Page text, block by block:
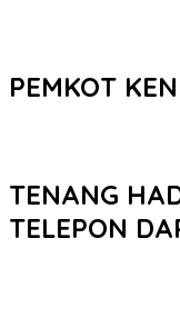
PEMKOT
TENANG
TELEPON